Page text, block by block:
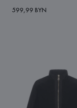
599,99 BYN